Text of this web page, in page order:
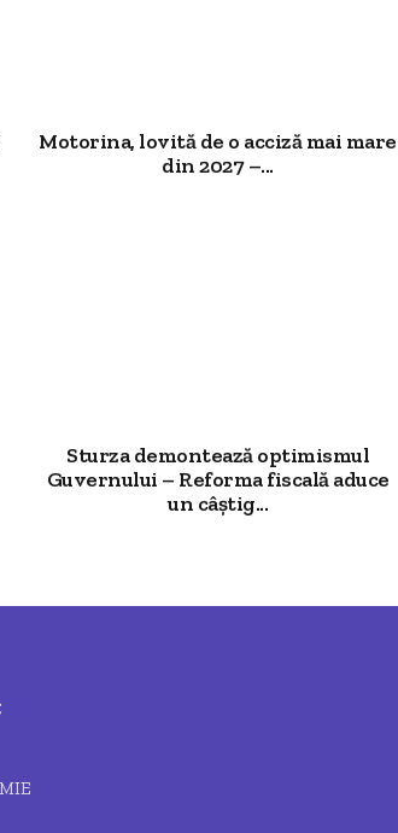
Motorina, lovită de o acciză mai mare
din 2027 –...
Sturza demontează optimismul
Guvernului – Reforma fiscală aduce
un câștig...